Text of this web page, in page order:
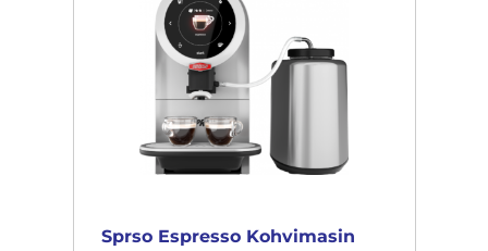
Sprso Espresso Kohvimasin